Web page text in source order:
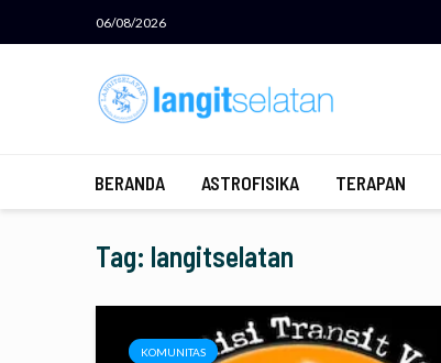
06/08/2026
BERANDA ASTROFISIKA TERAPAN
Tag: langitselatan
KOMUNITAS